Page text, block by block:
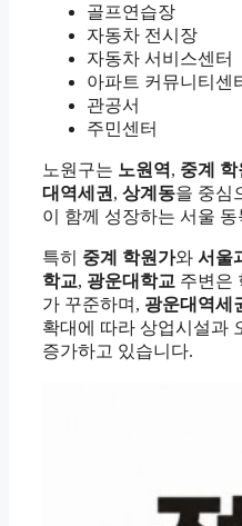
골프연습장
자동차 전시장
자동차 서비스센터
아파트 커뮤니티센
관공서
주민센터
노원구는 노원역 , 중계 학
대역세권 , 상계동을 중심
이 함께 성장하는 서울
특히 중계 학원가와 서울
학교, 광운대학교 주변은
가 꾸준하며, 광운대역세
확대에 따라 상업시설과
증가하고 있습니다.